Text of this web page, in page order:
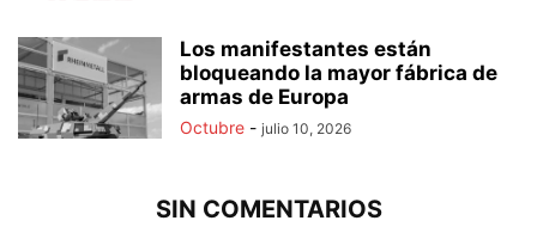
Los manifestantes están
bloqueando la mayor fábrica de
armas de Europa
Octubre - julio 10, 2026
SIN COMENTARIOS